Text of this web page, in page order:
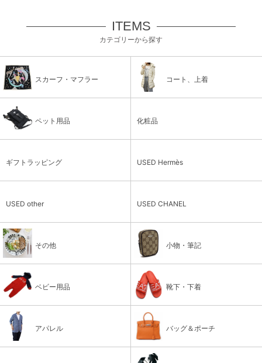
ITEMS
カテゴリーから探す
スカーフ・マフラー コート、上着
ペット用品 化粧品
ギフトラッピング USED Hermès
USED other USED CHANEL
その他 小物・筆記
ベビー用品 靴下・下着
アパレル バッグ＆ポーチ